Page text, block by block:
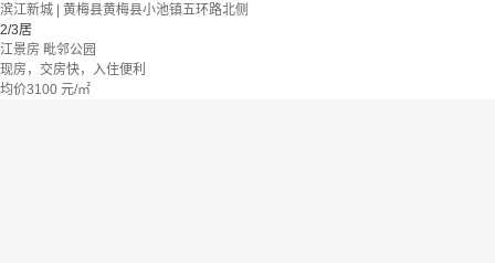
滨江新城 | 黄梅县黄梅县小池镇五环路北侧
2/3居
江景房 毗邻公园
现房，交房快，入住便利
均价3100 元/㎡